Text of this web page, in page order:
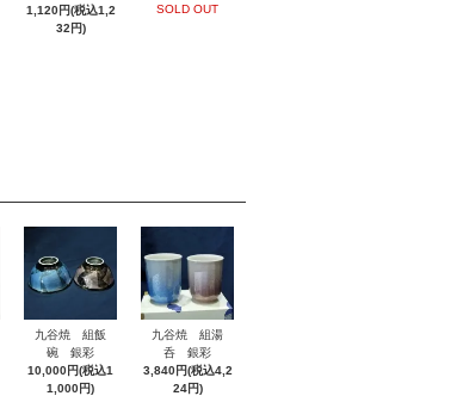
1,120円(税込1,2
32円)
SOLD OUT
九谷焼 組飯
碗 銀彩
10,000円(税込1
1,000円)
九谷焼 組湯
呑 銀彩
3,840円(税込4,2
24円)